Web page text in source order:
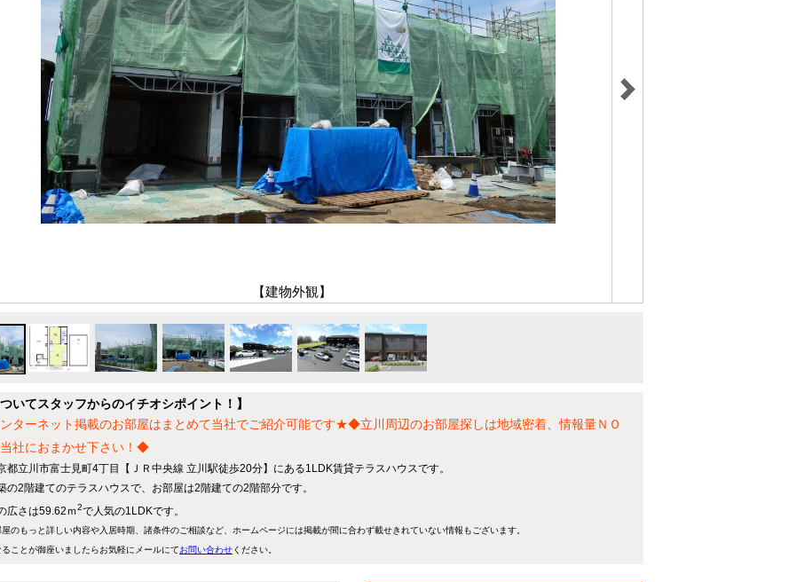
【建物外観】
ついてスタッフからのイチオシポイント！】
ターネット掲載のお部屋はまとめて当社でご紹介可能です★◆立川周辺のお部屋探しは地域密着、情報量ＮＯ
当社におまかせ下さい！◆
都立川市富士見町4丁目【ＪＲ中央線 立川駅徒歩20分】にある1LDK賃貸テラスハウスです。
の2階建てのテラスハウスで、お部屋は2階建ての2階部分です。
広さは59.62ｍ2で人気の1LDKです。
のもっと詳しい内容や入居時期、諸条件のご相談など、ホームページには掲載が間に合わず載せきれていない情報もございます。
ことが御座いましたらお気軽にメールにてお問い合わせください。